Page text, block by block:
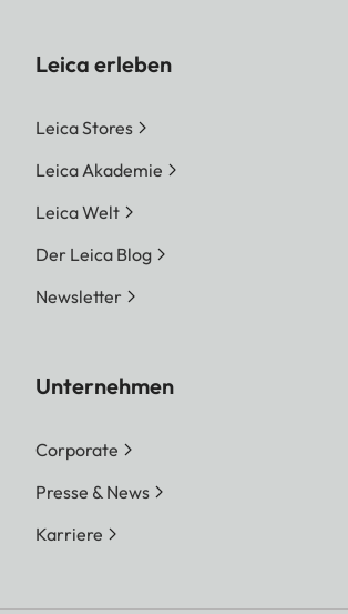
Leica erleben
Leica Stores
Leica Akademie
Leica Welt
Der Leica Blog
Newsletter
Unternehmen
Corporate
Presse & News
Karriere